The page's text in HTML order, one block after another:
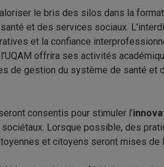
le bris des silos dans la
et des services sociaux.
et la confiance
offrira ses activités
de gestion du système de santé et
consentis pour stimuler l’
Lorsque possible, des
et citoyens seront mises de